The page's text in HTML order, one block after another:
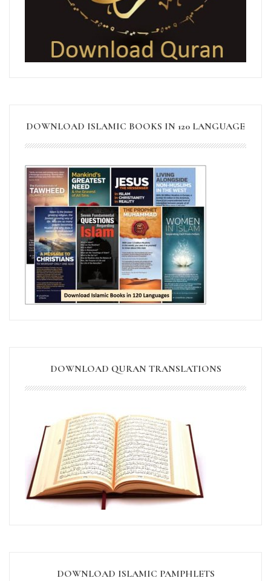
DOWNLOAD ISLAMIC BOOKS IN 120 LANGUAGE
DOWNLOAD QURAN TRANSLATIONS
DOWNLOAD ISLAMIC PAMPHLETS